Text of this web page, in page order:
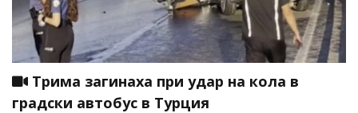
Трима загинаха при удар на кола в
градски автобус в Турция